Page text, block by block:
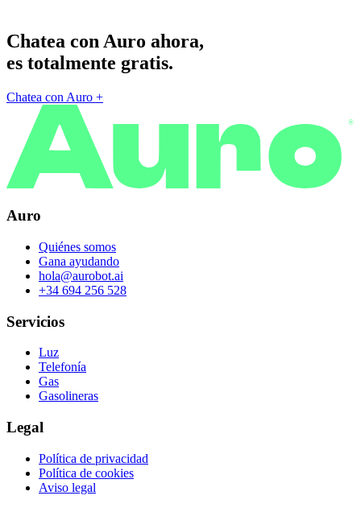
Chatea con Auro ahora,
es totalmente gratis.
Chatea con Auro +
®
Auro
Quiénes somos
Gana ayudando
hola@aurobot.ai
+34 694 256 528
Servicios
Luz
Telefonía
Gas
Gasolineras
Legal
Política de privacidad
Política de cookies
Aviso legal